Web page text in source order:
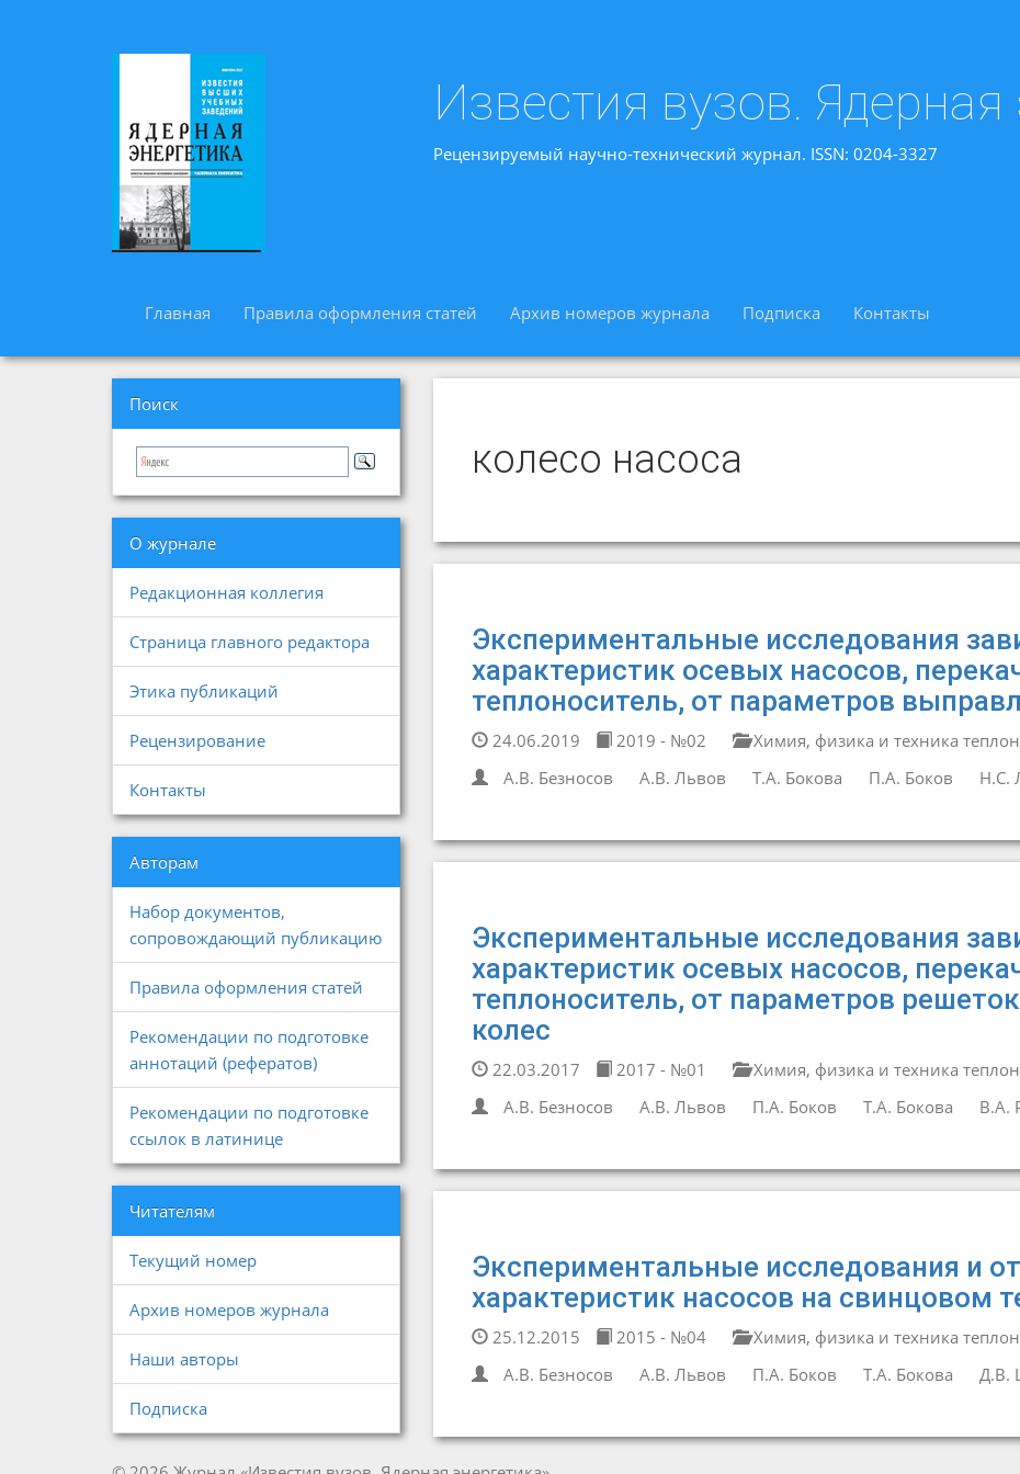
Известия вузов. Ядерная
Рецензируемый научно-технический журнал. ISSN: 0204-3327
Главная Правила оформления статей Архив номеров журнала Подписка Контакты
Поиск
О журнале
Редакционная коллегия
Страница главного редактора
Этика публикаций
Рецензирование
Контакты
Авторам
Набор документов,
сопровождающий публикацию
Правила оформления статей
Рекомендации по подготовке
аннотаций (рефератов)
Рекомендации по подготовке
ссылок в латинице
Читателям
Текущий номер
Архив номеров журнала
Наши авторы
Подписка
колесо насоса
Экспериментальные исследования
характеристик осевых насосов,
теплоноситель, от параметров
24.06.2019 2019 - №02
Химия, физика и техника
А.В. Безносов
А.В. Львов Т.А. Бокова П.А. Боков Н.С.
Экспериментальные исследования
характеристик осевых насосов,
теплоноситель, от параметров
колес
22.03.2017 2017 - №01
Химия, физика и техника
А.В. Безносов
А.В. Львов П.А. Боков Т.А. Бокова В.А.
Экспериментальные исследования и
характеристик насосов на свинцовом
25.12.2015 2015 - №04
Химия, физика и техника
А.В. Безносов
А.В. Львов П.А. Боков Т.А. Бокова Д.В.